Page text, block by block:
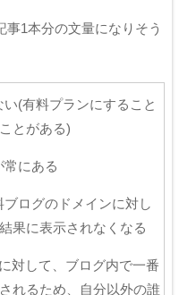
1本分の文量になりそう
(有料プランにすること
とがある)
にある
ログのドメインに対し
果に表示されなくなる
対して、ブログ内で一番
れるため、自分以外の誰